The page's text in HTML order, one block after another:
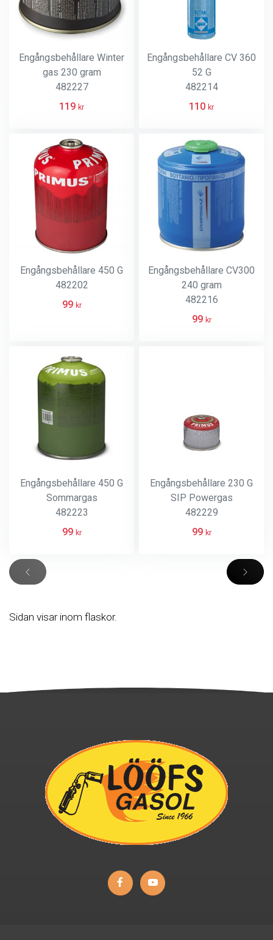
Engångsbehållare Winter
gas 230 gram
482227
119 kr
Engångsbehållare CV 360
52 G
482214
110 kr
Engångsbehållare 450 G
482202
99 kr
Engångsbehållare CV300
240 gram
482216
99 kr
Engångsbehållare 450 G
Sommargas
482223
99 kr
Engångsbehållare 230 G
SIP Powergas
482229
99 kr
Sidan visar inom flaskor.